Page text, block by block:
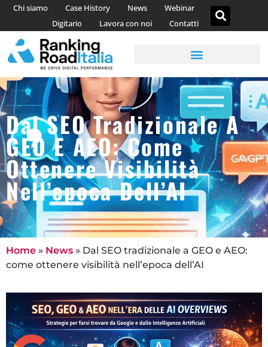
Chi siamo Case History News
Webinar
Digitario
Lavora con noi Contatti
Dal SEO Tradizionale A
GEO E AEO: Come
Ottenere Visibilità
Nell’epoca Dell’AI
Home » News » Dal SEO tradizionale a GEO e AEO:
come ottenere visibilità nell’epoca dell’AI